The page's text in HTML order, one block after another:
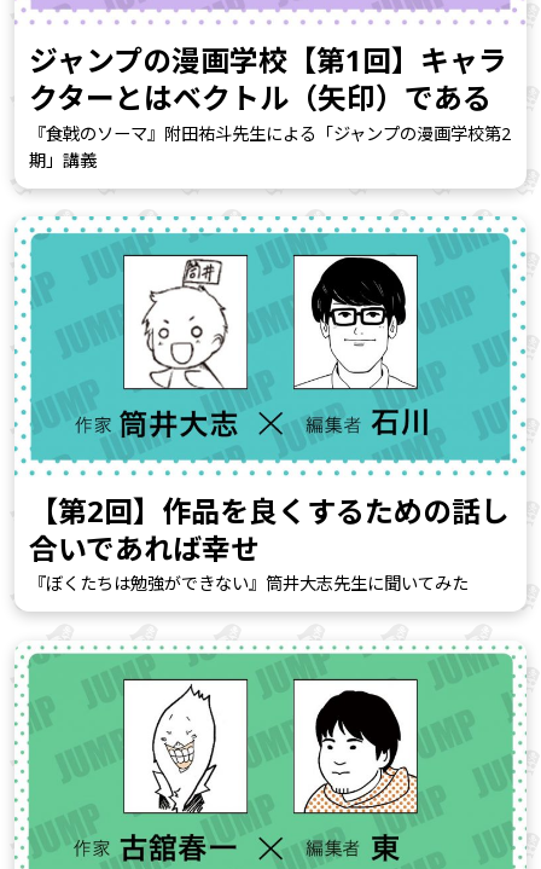
ジャンプの漫画学校【第1回】キャラ
クターとはベクトル（矢印）である
『食戟のソーマ』附田祐斗先生による「ジャンプの漫画学校第2
期」講義
【第2回】作品を良くするための話し
合いであれば幸せ
『ぼくたちは勉強ができない』筒井大志先生に聞いてみた